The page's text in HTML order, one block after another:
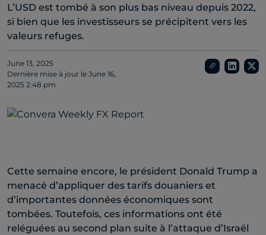
L’USD est tombé à son plus bas niveau depuis 2022,
si bien que les investisseurs se précipitent vers les
valeurs refuges.
June 13, 2025
Dernière mise à jour le June 16,
2025 2:48 pm
Cette semaine encore, le président Donald Trump a
menacé d’appliquer des tarifs douaniers et
d’importantes données économiques sont
tombées. Toutefois, ces informations ont été
reléguées au second plan suite à l’attaque d’Israël